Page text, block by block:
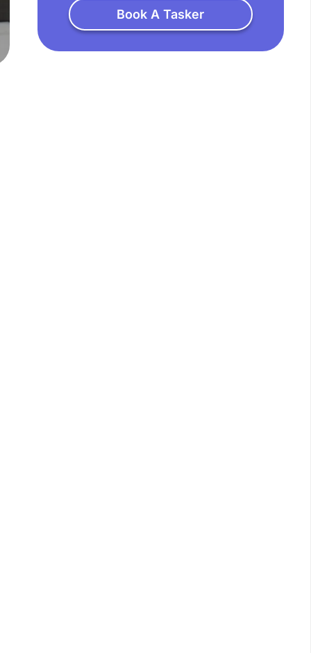
Book A Tasker